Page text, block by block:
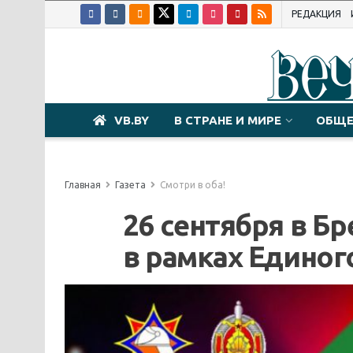
РЕДАКЦИЯ
VB.BY В СТРАНЕ И МИРЕ
Главная Газета Смотри в оба!
26 сентября в
в рамках